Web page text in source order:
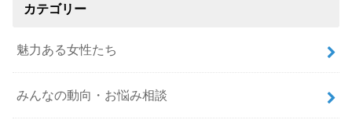
カテゴリー
魅力ある女性たち
みんなの動向・お悩み相談